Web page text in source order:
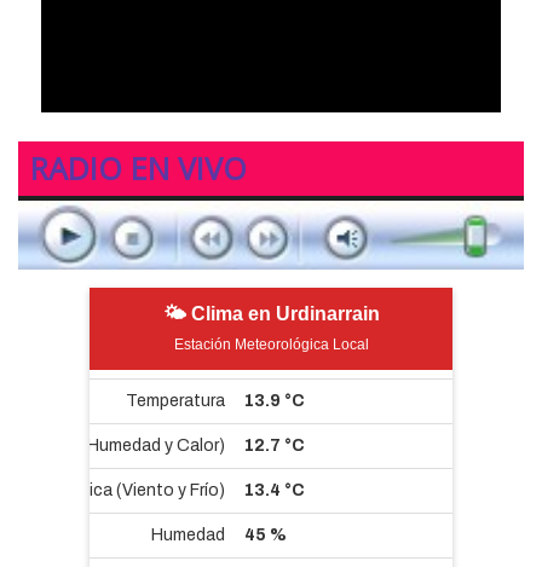
RADIO EN VIVO
🌤 Clima en Urdinarrain
Estación Meteorológica Local